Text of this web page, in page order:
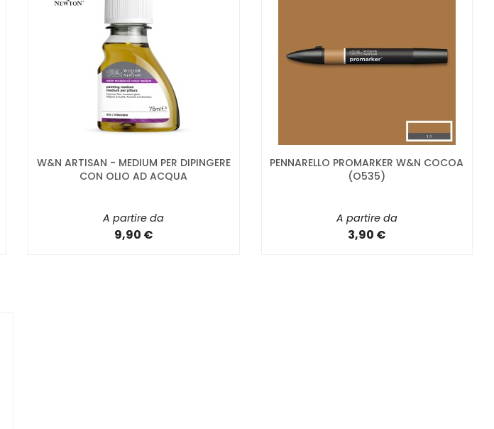
W&N ARTISAN - MEDIUM PER DIPINGERE
CON OLIO AD ACQUA
A partire da
9,90 €
PENNARELLO PROMARKER W&N COCOA
(O535)
A partire da
3,90 €